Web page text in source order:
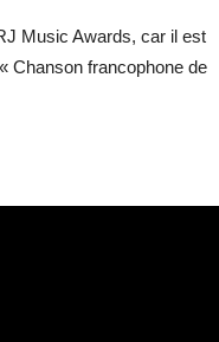
Music Awards, car il est
Chanson francophone de